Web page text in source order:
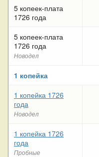
5 копеек-плата
1726 года
5 копеек-плата
1726 года
Новодел
1 копейка
1 копейка 1726
года
Новодел
1 копейка 1726
года
Пробные